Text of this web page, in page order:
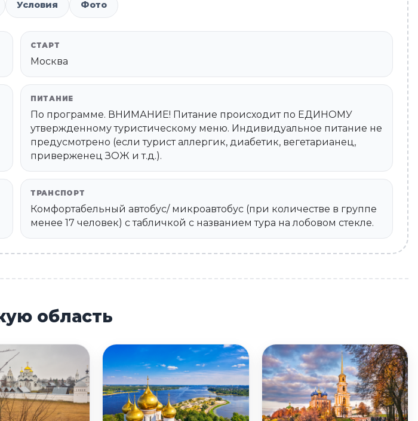
Условия Фото
СТАРТ
Москва
ПИТАНИЕ
По программе. ВНИМАНИЕ! Питание происходит по ЕДИНОМУ
утвержденному туристическому меню. Индивидуальное питание не
предусмотрено (если турист аллергик, диабетик, вегетарианец,
приверженец ЗОЖ и т.д.).
ТРАНСПОРТ
Комфортабельный автобус/ микроавтобус (при количестве в группе
менее 17 человек) с табличкой с названием тура на лобовом стекле.
область